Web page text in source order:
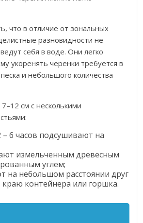
что в отличие от зональных
разновидности не
себя в воде. Они легко
укоренять черенки требуется в
и небольшого количества
см с несколькими
– 6 часов подсушивают на
измельченным древесным
углем;
на небольшом расстоянии друг
краю контейнера или горшка.